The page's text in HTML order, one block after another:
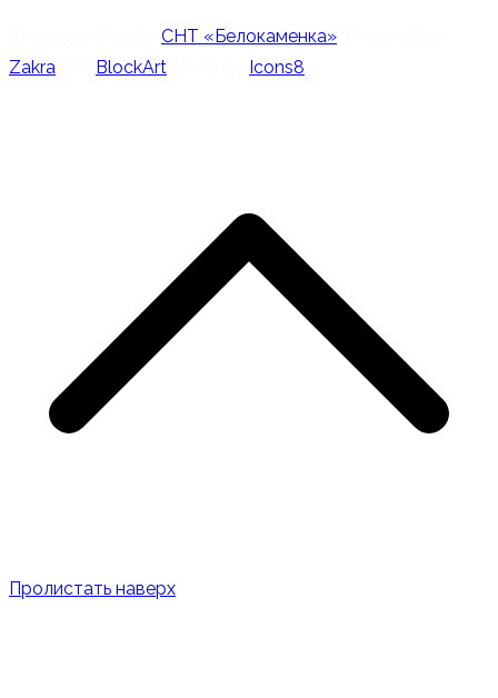
СНТ «Белокаменка»
Zakra
BlockArt Icons8
Пролистать наверх